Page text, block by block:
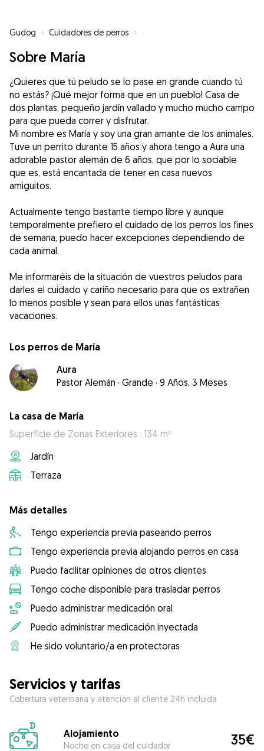
Gudog » Cuidadores de perros » Cuidadores de perros en Villar
Sobre María
¿Quieres que tú peludo se lo pase en grande cuando tú
no estás? ¡Qué mejor forma que en un pueblo! Casa de
dos plantas, pequeño jardín vallado y mucho mucho campo
para que pueda correr y disfrutar.
Mi nombre es María y soy una gran amante de los animales.
Tuve un perrito durante 15 años y ahora tengo a Aura una
adorable pastor alemán de 6 años, que por lo sociable
que es, está encantada de tener en casa nuevos
amiguitos.
Actualmente tengo bastante tiempo libre y aunque
temporalmente prefiero el cuidado de los perros los fines
de semana, puedo hacer excepciones dependiendo de
cada animal.
Me informaréis de la situación de vuestros peludos para
darles el cuidado y cariño necesario para que os extrañen
lo menos posible y sean para ellos unas fantásticas
vacaciones.
Los perros de María
Aura
Pastor Alemán · Grande · 9 Años, 3 Meses
La casa de María
Superficie de Zonas Exteriores : 134 m²
Jardín
Terraza
Más detalles
Tengo experiencia previa paseando perros
Tengo experiencia previa alojando perros en casa
Puedo facilitar opiniones de otros clientes
Tengo coche disponible para trasladar perros
Puedo administrar medicación oral
Puedo administrar medicación inyectada
He sido voluntario/a en protectoras
Servicios y tarifas
Cobertura veterinaria y atención al cliente 24h incluida
Alojamiento
Noche en casa del cuidador 35€